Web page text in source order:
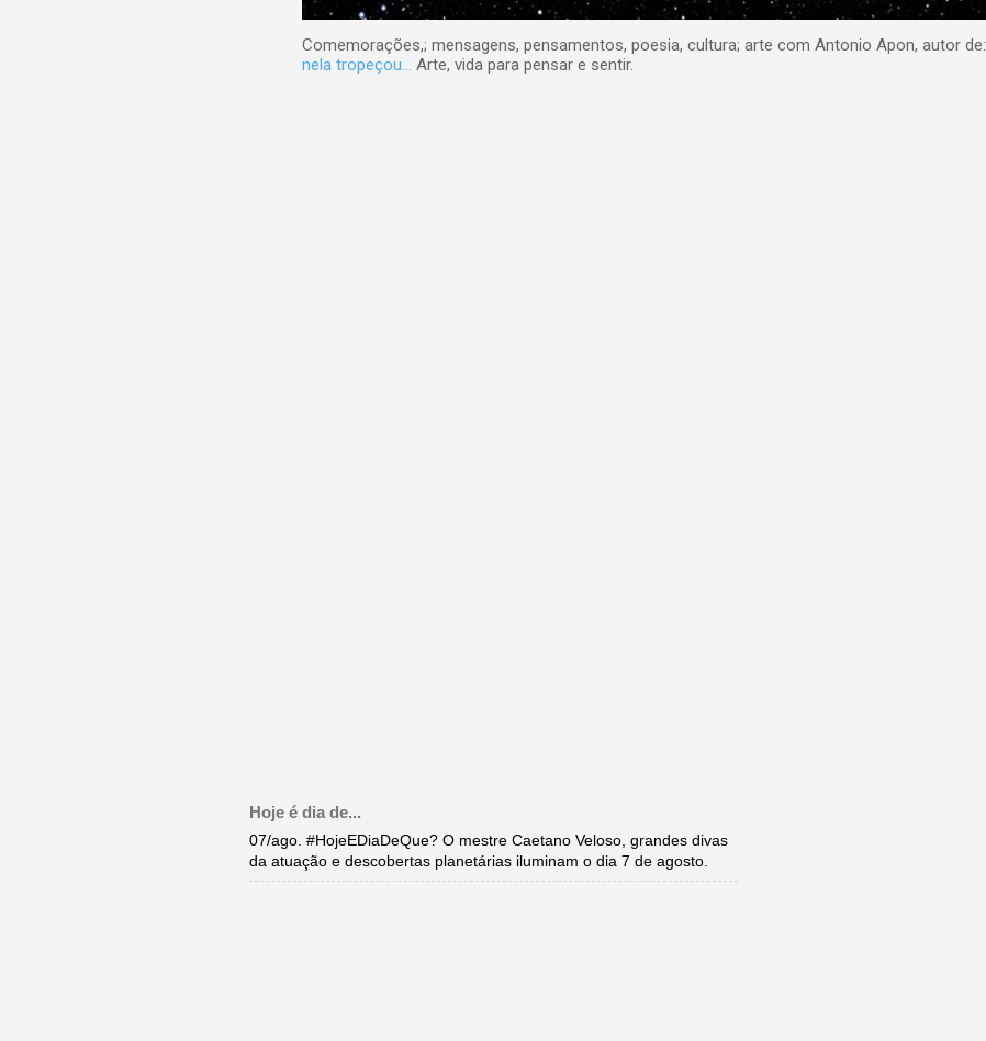
Comemorações,; mensagens, pensamentos, poesia, cultura; arte com Antonio Apon, autor de:
nela tropeçou... Arte, vida para pensar e sentir.
Hoje é dia de...
07/ago. #HojeEDiaDeQue? O mestre Caetano Veloso, grandes divas
da atuação e descobertas planetárias iluminam o dia 7 de agosto.